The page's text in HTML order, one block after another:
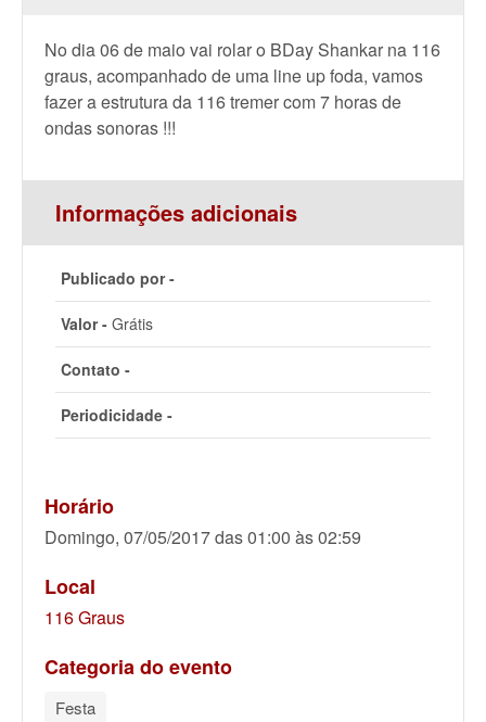
No dia 06 de maio vai rolar o BDay Shankar na 116
graus, acompanhado de uma line up foda, vamos
fazer a estrutura da 116 tremer com 7 horas de
ondas sonoras !!!
Informações adicionais
Publicado por -
Valor - Grátis
Contato -
Periodicidade -
Horário
Domingo, 07/05/2017 das 01:00 às 02:59
Local
116 Graus
Categoria do evento
Festa